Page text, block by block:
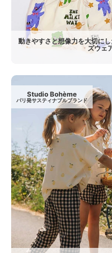
動きやすさと想像力を大切に
ズウェ
Studio Bohème
パリ発サスティナブルブランド